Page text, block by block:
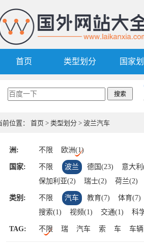
首页 类型划分 国家
前位置： 首页 > 类型划分 > 波兰汽车
洲: 不限 欧洲(1)
国家: 不限 波兰 德国(23) 意大利
保加利亚(2)
瑞士(2) 荷兰(2)
土耳其(1)
捷克(1) 奥地利(1)
类别: 不限 汽车 教育(7) 体育(7)
搜索(1)
视频(1) 交通(1) 科
TAG: 不限 瑞 汽车 索 车 车辆